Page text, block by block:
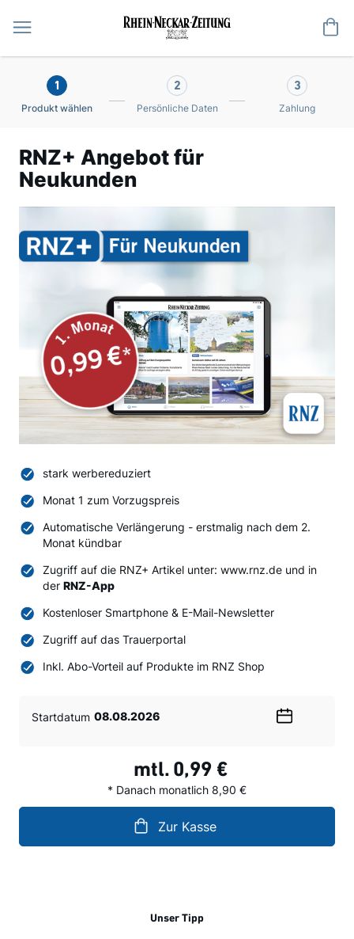
1
Produkt wählen
2
Persönliche Daten
3
Zahlung
RNZ+ Angebot für
Neukunden
stark werbereduziert
Monat 1 zum Vorzugspreis
Automatische Verlängerung - erstmalig nach dem 2.
Monat kündbar
Zugriff auf die RNZ+ Artikel unter: www.rnz.de und in
der RNZ-App
Kostenloser Smartphone & E-Mail-Newsletter
Zugriff auf das Trauerportal
Inkl. Abo-Vorteil auf Produkte im RNZ Shop
Startdatum
mtl. 0,99 €
* Danach monatlich 8,90 €
Zur Kasse
Unser Tipp